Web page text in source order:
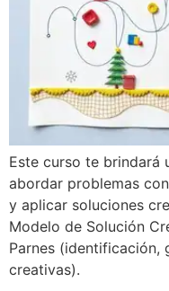
Este curso te brindará
abordar problemas
y aplicar soluciones
Modelo de Solución
Parnes (identificación,
creativas).